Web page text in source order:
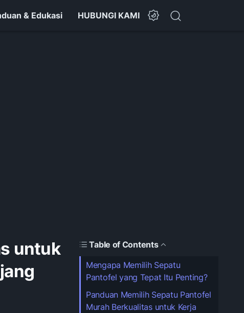
& Edukasi HUBUNGI KAMI
untuk
Table of Contents
Mengapa Memilih Sepatu
Pantofel yang Tepat Itu Penting?
Panduan Memilih Sepatu Pantofel
Murah Berkualitas untuk Kerja